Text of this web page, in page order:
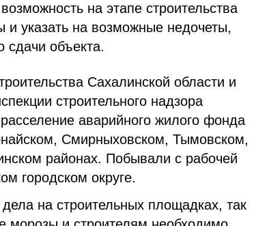
на этапе строительства
и указать на возможные недочеты,
сдачи объекта.
Сахалинской области и
строительного надзора
аварийного жилого фонда
Смирныховском, Тымовском,
районах. Побывали с рабочей
городском округе.
на строительных площадках, так